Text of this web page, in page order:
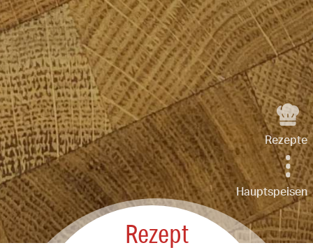
Rezepte
Hauptspeisen
Rezept